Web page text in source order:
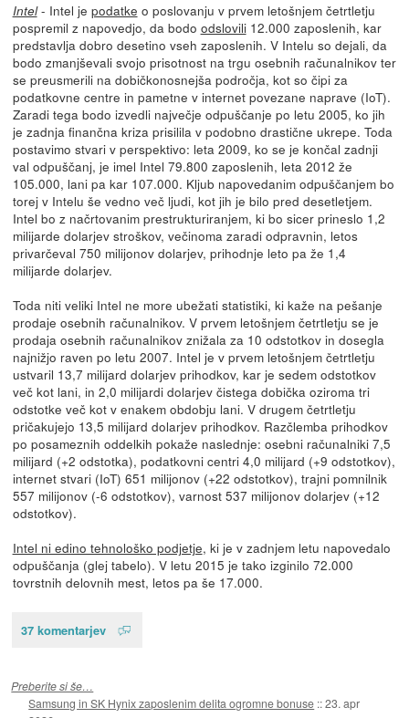
Intel- Intel je podatke o poslovanju v prvem letošnjem četrtletju
pospremil z napovedjo, da bodo odslovili12.000 zaposlenih, kar
predstavlja dobro desetino vseh zaposlenih. V Intelu so dejali, da
bodo zmanjševali svojo prisotnost na trgu osebnih računalnikov ter
se preusmerili na dobičkonosnejša področja, kot so čipi za
podatkovne centre in pametne v internet povezane naprave (IoT).
Zaradi tega bodo izvedli največje odpuščanje po letu 2005, ko jih
je zadnja finančna kriza prisilila v podobno drastične ukrepe. Toda
postavimo stvari v perspektivo: leta 2009, ko se je končal zadnji
val odpuščanj, je imel Intel 79.800 zaposlenih, leta 2012 že
105.000, lani pa kar 107.000. Kljub napovedanim odpuščanjem bo
torej v Intelu še vedno več ljudi, kot jih je bilo pred desetletjem.
Intel bo z načrtovanim prestrukturiranjem, ki bo sicer prineslo 1,2
milijarde dolarjev stroškov, večinoma zaradi odpravnin, letos
privarčeval 750 milijonov dolarjev, prihodnje leto pa že 1,4
milijarde dolarjev.
Toda niti veliki Intel ne more ubežati statistiki, ki kaže na pešanje
prodaje osebnih računalnikov. V prvem letošnjem četrtletju se je
prodaja osebnih računalnikov znižala za 10 odstotkov in dosegla
najnižjo raven po letu 2007. Intel je v prvem letošnjem četrtletju
ustvaril 13,7 milijard dolarjev prihodkov, kar je sedem odstotkov
več kot lani, in 2,0 milijardi dolarjev čistega dobička oziroma tri
odstotke več kot v enakem obdobju lani. V drugem četrtletju
pričakujejo 13,5 milijard dolarjev prihodkov. Razčlemba prihodkov
po posameznih oddelkih pokaže naslednje: osebni računalniki 7,5
milijard (+2 odstotka), podatkovni centri 4,0 milijard (+9 odstotkov),
internet stvari (IoT) 651 milijonov (+22 odstotkov), trajni pomnilnik
557 milijonov (-6 odstotkov), varnost 537 milijonov dolarjev (+12
odstotkov).
Intel ni edino tehnološko podjetje, ki je v zadnjem letu napovedalo
odpuščanja (glej tabelo). V letu 2015 je tako izginilo 72.000
tovrstnih delovnih mest, letos pa še 17.000.
37 komentarjev
Preberite si še…
Samsung in SK Hynix zaposlenim delita ogromne bonuse ::23. apr